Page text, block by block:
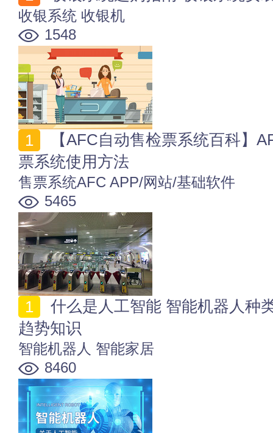
收银系统 收银机
1548
票系统使用方法
售票系统AFC APP/网站/基础软件
5465
趋势知识
智能机器人 智能家居
8460